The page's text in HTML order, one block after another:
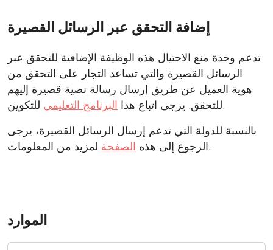
إضافة التحقق عبر الرسائل القصيرة
تدعم وحدة منع الاحتيال هذه الوظيفة الإضافية للتحقق عبر
الرسائل القصيرة والتي تساعد التجار على التحقق من
هوية العميل عن طريق إرسال رسالة نصية قصيرة إليهم
للتحقق. يرجى اتباع هذا البرنامج التعليمي
للتكوين.
بالنسبة للدولة التي تدعم إرسال الرسائل القصيرة، يرجى
الرجوع إلى هذه الصفحة لمزيد من المعلومات.
الموارد